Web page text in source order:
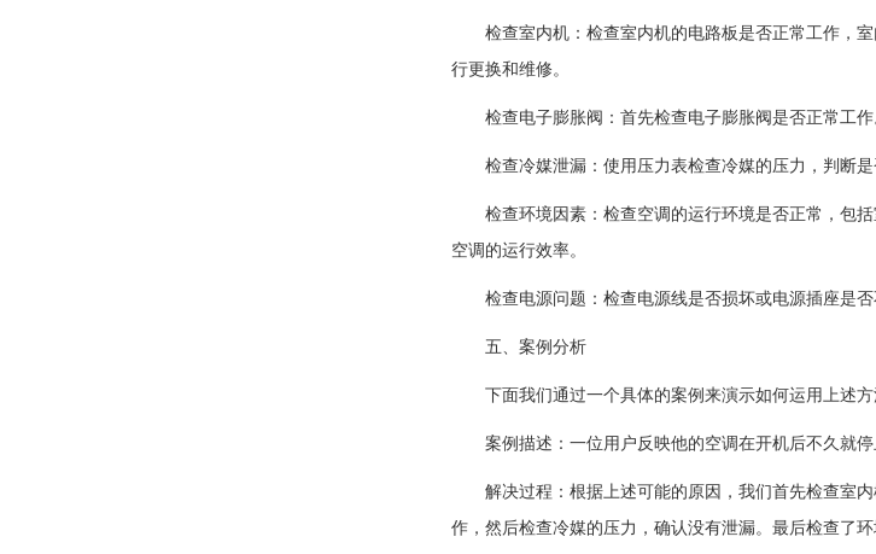
检查室内机：检查室内机的电路板是否正常工作，室
行更换和维修。
检查电子膨胀阀：首先检查电子膨胀阀是否正常工作
检查冷媒泄漏：使用压力表检查冷媒的压力，判断是
检查环境因素：检查空调的运行环境是否正常，包括
空调的运行效率。
检查电源问题：检查电源线是否损坏或电源插座是否
五、案例分析
下面我们通过一个具体的案例来演示如何运用上述方
案例描述：一位用户反映他的空调在开机后不久就停
解决过程：根据上述可能的原因，我们首先检查室内
作，然后检查冷媒的压力，确认没有泄漏。最后检查了